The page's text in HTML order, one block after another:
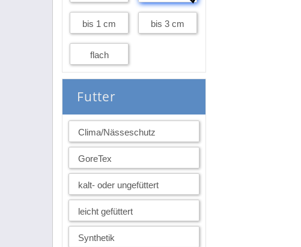
bis 1 cm bis 3 cm
flach
Futter
Clima/Nässeschutz
GoreTex
kalt- oder ungefüttert
leicht gefüttert
Synthetik